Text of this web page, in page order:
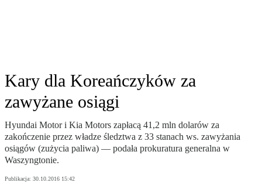
Kary dla Koreańczyków za
zawyżane osiągi
Hyundai Motor i Kia Motors zapłacą 41,2 mln dolarów za
zakończenie przez władze śledztwa z 33 stanach ws. zawyżania
osiągów (zużycia paliwa) — podała prokuratura generalna w
Waszyngtonie.
Publikacja: 30.10.2016 15:42